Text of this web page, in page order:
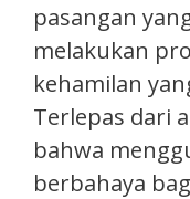
pasangan
melakukan
kehamilan
Terlepas dari
bahwa
berbahaya